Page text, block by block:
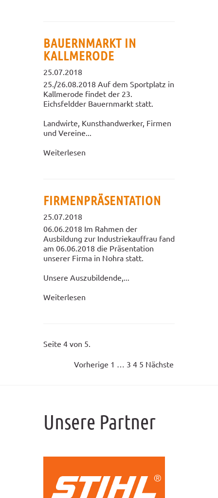
BAUERNMARKT IN
KALLMERODE
25.07.2018
25./26.08.2018 Auf dem Sportplatz in
Kallmerode findet der 23.
Eichsfeldder Bauernmarkt statt.
Landwirte, Kunsthandwerker, Firmen
und Vereine...
Weiterlesen
FIRMENPRÄSENTATION
25.07.2018
06.06.2018 Im Rahmen der
Ausbildung zur Industriekauffrau fand
am 06.06.2018 die Präsentation
unserer Firma in Nohra statt.
Unsere Auszubildende,...
Weiterlesen
Seite 4 von 5.
Vorherige 1 3 4 5 Nächste
Unsere Partner